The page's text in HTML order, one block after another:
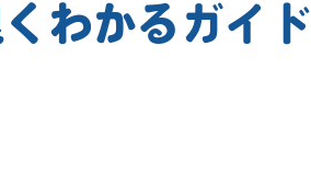
わかるガイド